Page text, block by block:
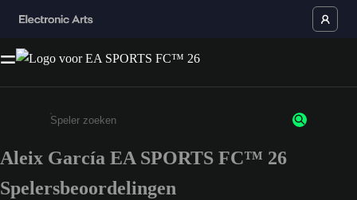
Enter a minimum of 3 characters or numbers
Aleix García EA SPORTS FC™ 26
Spelersbeoordelingen